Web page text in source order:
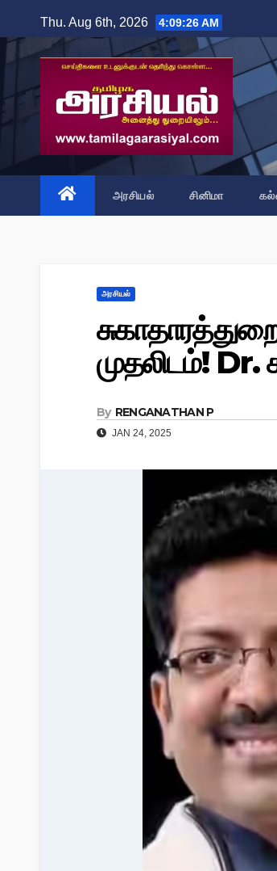
to
content
Thu. Aug 6th, 2026 4:09:27 AM
அரசியல் சினிமா
அரசியல்
முதலிடம்!
By RENGANATHAN P
JAN 24, 2025